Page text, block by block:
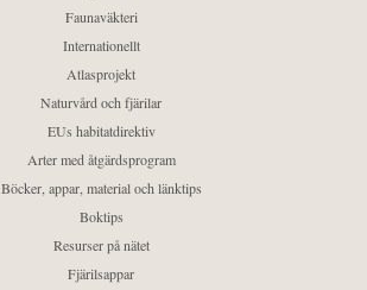
Faunaväkteri
Internationellt
Atlasprojekt
Naturvård och fjärilar
EUs habitatdirektiv
Arter med åtgärdsprogram
Böcker, appar, material och länktips
Boktips
Resurser på nätet
Fjärilsappar